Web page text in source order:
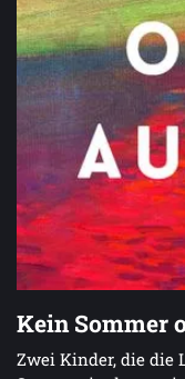
Kein Sommer
Zwei Kinder, die die